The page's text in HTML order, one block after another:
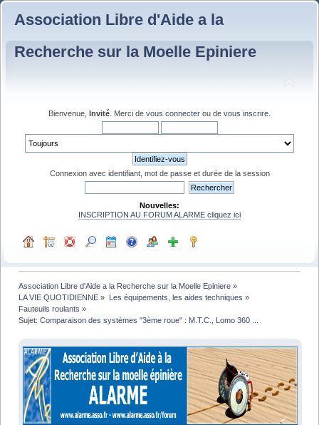
Association Libre d'Aide a la
Recherche sur la Moelle Epiniere
Bienvenue, Invité . Merci de vous connecter ou de vous inscrire
Connexion avec identifiant, mot de passe et durée de la session
Nouvelles:
INSCRIPTION AU FORUM ALARME cliquez ici
Association Libre d'Aide a la Recherche sur la Moelle Epiniere »
LA VIE QUOTIDIENNE » Les équipements, les aides techniques »
Fauteuils roulants »
Sujet:Comparaison des systèmes "3ème roue" : M.T.C., Lomo 360 ...